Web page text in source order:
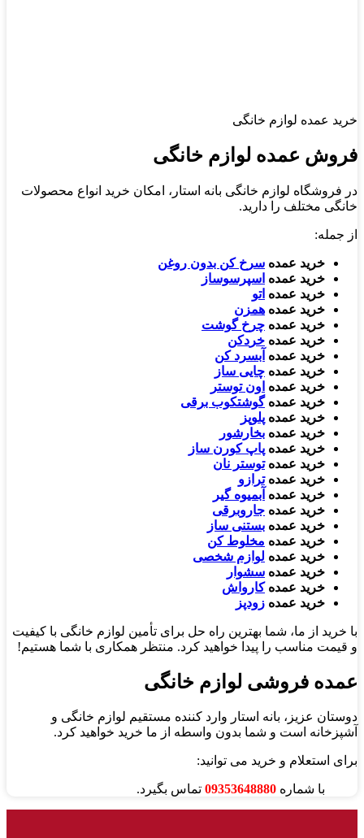
خرید عمده لوازم خانگی
فروش عمده لوازم خانگی
در فروشگاه لوازم خانگی بانه استار، امکان خرید انواع محصولات
خانگی مختلف را دارید.
از جمله:
خرید عمده سرخ کن بدون روغن
خرید عمده اسپرسوساز
خرید عمده اتو
خرید عمده همزن
خرید عمده چرخ گوشت
خرید عمده خر دکن
خرید عمده آبسرد کن
خرید عمده چایی ساز
خرید عمده اون توستر
خرید عمدهگوشتکوب برقی
خرید عمده پلوپز
خرید عمده بخارشور
خرید عمده پاپ کورن ساز
خرید عمدهتوستر نان
خرید عمدهترازو
خرید عمده آبمیوه گیر
خرید عمده جاروبرقی
خرید عمده بستنی ساز
خرید عمده مخلوط کن
خرید عمده لوازم شخصی
خرید عمده سشوار
خرید عمدهکارواش
خرید عمده زودپز
با خرید از ما، شما بهترین راه حل برای تأمین لوازم خانگی با کیفیت
و قیمت مناسب را پیدا خواهید کرد. منتظر همکاری با شما هستیم!
عمده فروشی لوازم خانگی
دوستان عزیز، بانه استار وارد کننده مستقیم لوازم خانگی و
آشپزخانه است و شما بدون واسطه از ما خرید خواهید کرد.
برای استعلام و خرید می توانید:
با شماره 09353648880 تماس بگیرد.